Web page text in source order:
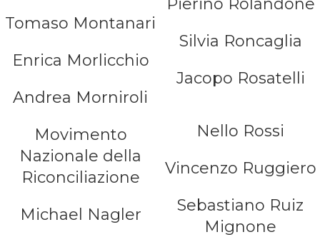
Tomaso Montanari
Enrica Morlicchio
Andrea Morniroli
Movimento
Nazionale della
Riconciliazione
Michael Nagler
Pierino Rolandone
Silvia Roncaglia
Jacopo Rosatelli
Nello Rossi
Vincenzo Ruggiero
Sebastiano Ruiz
Mignone